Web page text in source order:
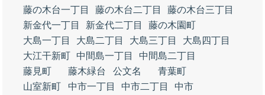
藤の木台一丁目
藤の木台二丁目
藤の木台三丁目
新金代一丁目
新金代二丁目
藤の木園町
大島一丁目
大島二丁目 大島三丁目
大島四丁目
大江干新町
中間島一丁目
中間島二丁目
藤見町
藤木緑台 公文名
青葉町
山室新町
中市一丁目 中市二丁目
中市